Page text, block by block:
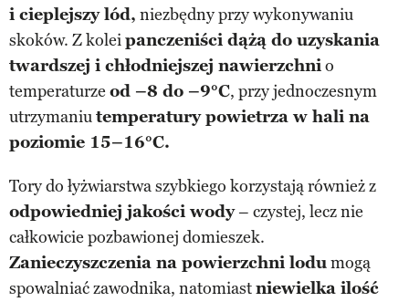
i cieplejszy lód, niezbędny przy wykonywaniu
skoków. Z koleipanczeniści dążą do uzyskania
twardszej i chłodniejszej nawierzchnio
temperaturze od –8 do –9°C, przy jednoczesnym
utrzymaniutemperatury powietrza w hali na
poziomie 15–16°C.
Tory do łyżwiarstwa szybkiego korzystają również z
odpowiedniej jakości wody– czystej, lecz nie
całkowicie pozbawionej domieszek.
Zanieczyszczenia na powierzchni lodumogą
spowalniać zawodnika, natomiastniewielka ilość